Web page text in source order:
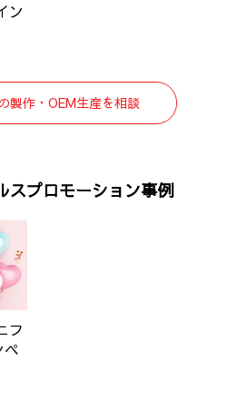
ン
製作・OEM生産を相談
スプロモーション事例
フ
ペ